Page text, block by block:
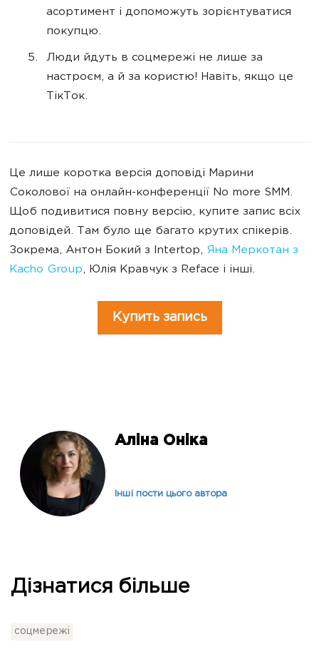
асортимент і допоможуть зорієнтуватися
покупцю.
Люди йдуть в соцмережі не лише за
настроєм, а й за користю! Навіть, якщо це
ТікТок.
Це лише коротка версія доповіді Марини
Соколової на онлайн-конференції No more SMM.
Щоб подивитися повну версію, купите запис всіх
доповідей. Там було ще багато крутих спікерів.
Зокрема, Антон Бокий з Intertop, Яна Меркотан з
Kacho Group, Юлія Кравчук з Reface і інші.
Купить запись
Аліна Оніка
Інші пости цього автора
Дізнатися більше
соцмережі